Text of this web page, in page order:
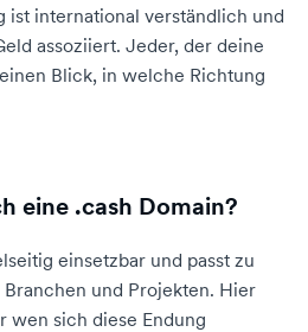
ist international verständlich und
assoziiert. Jeder, der deine
Blick, in welche Richtung
eine .cash Domain?
einsetzbar und passt zu
und Projekten. Hier
wen sich diese Endung